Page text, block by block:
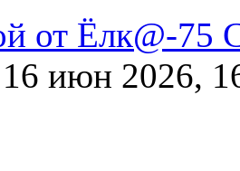
от Ёлк@-75
июн 2026,